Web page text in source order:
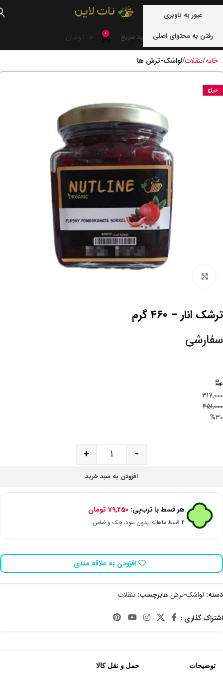
عبور به ناوبری
رفتن به محتوای اصلی
خرید سریع 0
0 تومان
خانه تنقلات لواشک-ترش ها
حراج
ترشک انار – 460 گرم
سفارشی
317,000
451,000
%30
-
+
افزودن به سبد خرید
هر قسط با ترب‌پی:79,250 تومان
۴ قسط ماهانه. بدون سود، چک و ضامن.
افزودن به علاقه مندی
دسته: لواشک-ترش هابرچسب: تنقلات
اشتراک گذاری :
توضیحات حمل و نقل کالا